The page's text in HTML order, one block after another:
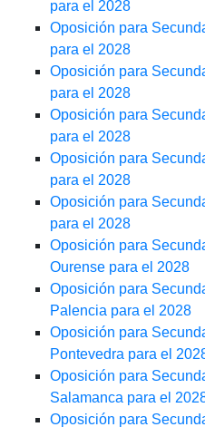
para el 2028
Oposición para
para el 2028
Oposición para
para el 2028
Oposición para
para el 2028
Oposición para
para el 2028
Oposición para
para el 2028
Oposición para
Ourense para el 2028
Oposición para
Palencia para el 2028
Oposición para
Pontevedra para el
Oposición para
Salamanca para el
Oposición para